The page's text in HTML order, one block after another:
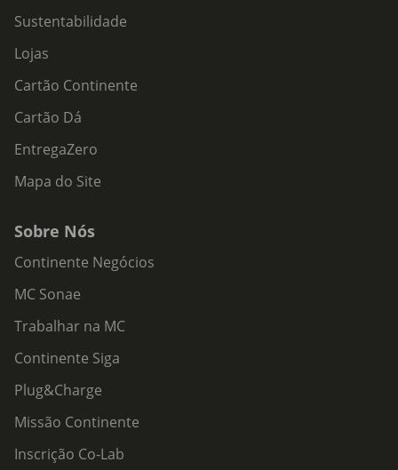
Sustentabilidade
Lojas
Cartão Continente
Cartão Dá
EntregaZero
Mapa do Site
Sobre Nós
Continente Negócios
MC Sonae
Trabalhar na MC
Continente Siga
Plug&Charge
Missão Continente
Inscrição Co-Lab